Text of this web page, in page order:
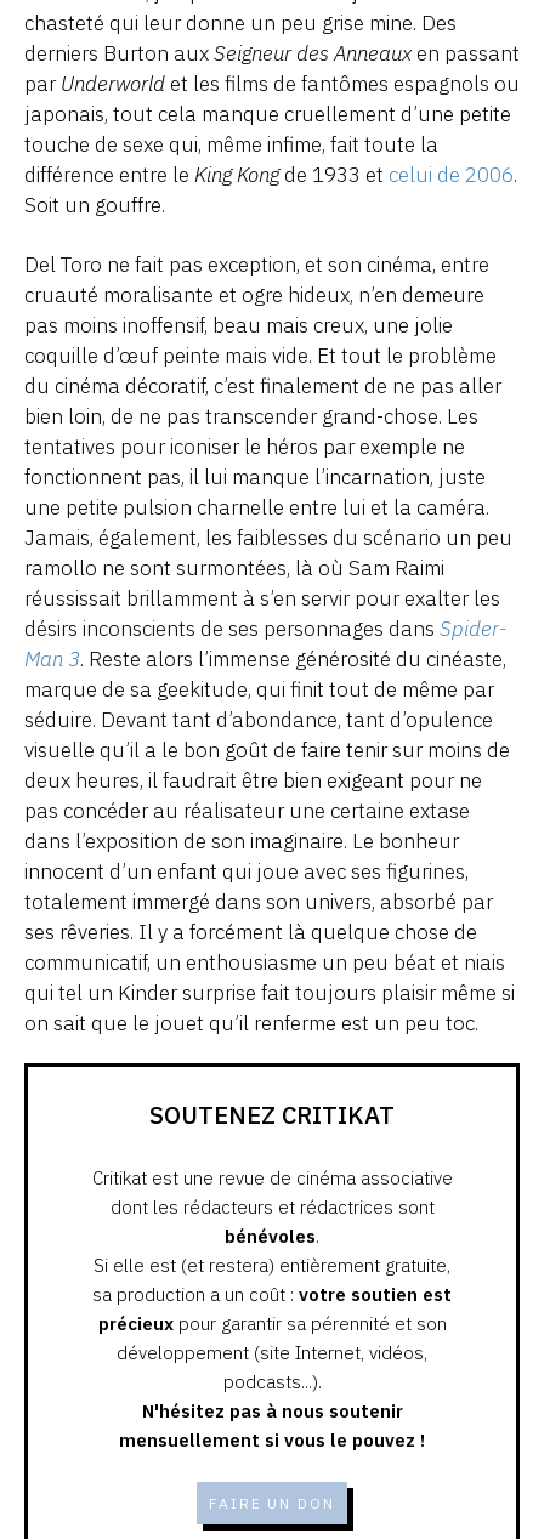
chasteté qui leur donne un peu grise mine. Des
derniers Burton auxSeigneur des Anneauxen passant
parUnderworld et les films de fantômes espagnols ou
japonais, tout cela manque cruellement d’une petite
touche de sexe qui, même infime, fait toute la
différence entre le King Kongde 1933 et celui de 2006.
Soit un gouffre.
Del Toro ne fait pas exception, et son cinéma, entre
cruauté moralisante et ogre hideux, n’en demeure
pas moins inoffensif, beau mais creux, une jolie
coquille d’œuf peinte mais vide. Et tout le problème
du cinéma décoratif, c’est finalement de ne pas aller
bien loin, de ne pas transcender grand-chose. Les
tentatives pour iconiser le héros par exemple ne
fonctionnent pas, il lui manque l’incarnation, juste
une petite pulsion charnelle entre lui et la caméra.
Jamais, également, les faiblesses du scénario un peu
ramollo ne sont surmontées, là où Sam Raimi
réussissait brillamment à s’en servir pour exalter les
désirs inconscients de ses personnages dans Spider-
Man 3. Reste alors l’immense générosité du cinéaste,
marque de sa geekitude, qui finit tout de même par
séduire. Devant tant d’abondance, tant d’opulence
visuelle qu’il a le bon goût de faire tenir sur moins de
deux heures, il faudrait être bien exigeant pour ne
pas concéder au réalisateur une certaine extase
dans l’exposition de son imaginaire. Le bonheur
innocent d’un enfant qui joue avec ses figurines,
totalement immergé dans son univers, absorbé par
ses rêveries. Il y a forcément là quelque chose de
communicatif, un enthousiasme un peu béat et niais
qui tel un Kinder surprise fait toujours plaisir même si
on sait que le jouet qu’il renferme est un peu toc.
SOUTENEZ CRITIKAT
Critikat est une revue de cinéma associative
dont les rédacteurs et rédactrices sont
bénévoles.
Si elle est (et restera) entièrement gratuite,
sa production a un coût : votre soutien est
précieuxpour garantir sa pérennité et son
développement (site Internet, vidéos,
podcasts...).
N'hésitez pas à nous soutenir
mensuellement si vous le pouvez !
FAIRE UN DON